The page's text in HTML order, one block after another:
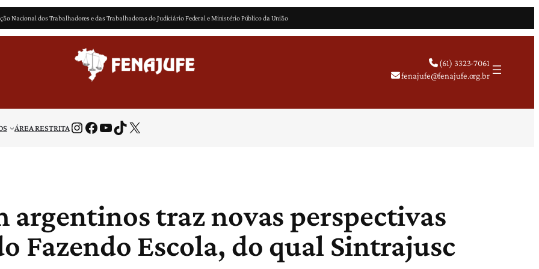
Nacional dos Trabalhadores e das Trabalhadoras do Judiciário Federal e Ministério Público da União
(61) 3323-7061
fenajufe@fenajufe.org.br
ÁREA RESTRITAInstagram Facebook Youtube TikTok X
argentinos traz novas perspectivas
Fazendo Escola, do qual Sintrajusc